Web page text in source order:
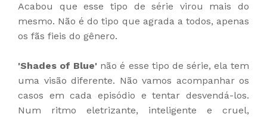
Acabou que esse tipo de série virou mais do
mesmo. Não é do tipo que agrada a todos, apenas
os fãs fieis do gênero.
'Shades of Blue' não é esse tipo de série, ela tem
uma visão diferente. Não vamos acompanhar os
casos em cada episódio e tentar desvendá-los.
Num ritmo eletrizante, inteligente e cruel,